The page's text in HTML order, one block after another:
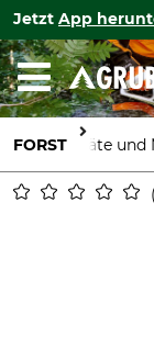
Jetzt App
FORSTGeräte und